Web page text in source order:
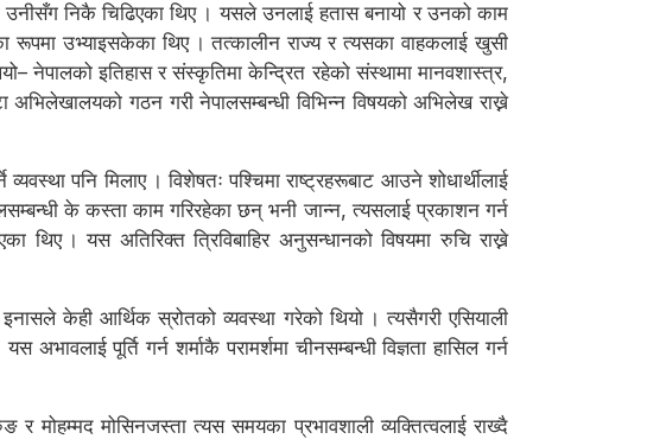
निकै चिढिएका थिए । यसले उनलाई हतास बनायो र उनको काम
उभ्याइसकेका थिए । तत्कालीन राज्य र त्यसका वाहकलाई खुसी
नेपालको इतिहास र संस्कृतिमा केन्द्रित रहेको संस्थामा मानवशास्त्र,
गठन गरी नेपालसम्बन्धी विभिन्न विषयको अभिलेख राख्ने
पनि मिलाए । विशेषतः पश्चिमा राष्ट्रहरूबाट आउने शोधार्थीलाई
के कस्ता काम गरिरहेका छन् भनी जान्न, त्यसलाई प्रकाशन गर्न
थिए । यस अतिरिक्त त्रिविबाहिर अनुसन्धानको विषयमा रुचि राख्ने
केही आर्थिक स्रोतको व्यवस्था गरेको थियो । त्यसैगरी एसियाली
पूर्ति गर्न शर्माकै परामर्शमा चीनसम्बन्धी विज्ञता हासिल गर्न
मोहम्मद मोसिनजस्ता त्यस समयका प्रभावशाली व्यक्तित्वलाई राख्दै